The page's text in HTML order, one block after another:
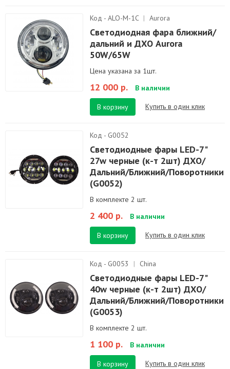
Код - ALO-M-1C | Aurora
Светодиодная фара ближний/
дальний и ДХО Aurora
50W/65W
Цена указана за 1шт.
12 000 р. В наличии
В корзину Купить в один клик
Код - G0052
Светодиодные фары LED-7"
27w черные (к-т 2шт) ДХО/
Дальний/Ближний/Поворотники
(G0052)
В комплекте 2 шт.
2 400 р. В наличии
В корзину Купить в один клик
Код - G0053 | China
Светодиодные фары LED-7"
40w черные (к-т 2шт) ДХО/
Дальний/Ближний/Поворотники
(G0053)
В комплекте 2 шт.
1 100 р. В наличии
В корзину Купить в один клик